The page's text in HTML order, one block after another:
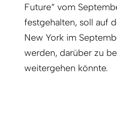
Future“ vom
festgehalten, soll auf
New York im
werden, darüber zu
weitergehen könnte.